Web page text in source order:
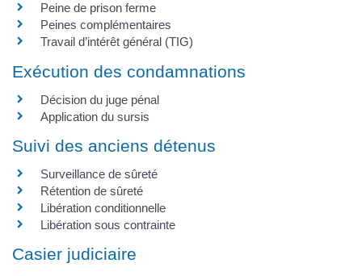
Peine de prison ferme
Peines complémentaires
Travail d’intérêt général (TIG)
Exécution des condamnations
Décision du juge pénal
Application du sursis
Suivi des anciens détenus
Surveillance de sûreté
Rétention de sûreté
Libération conditionnelle
Libération sous contrainte
Casier judiciaire